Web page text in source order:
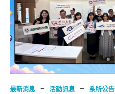
最新消息 – 活動訊息 – 系所公告